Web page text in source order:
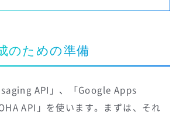
のための準備
API」、「Google Apps
API」を使います。まずは、それ